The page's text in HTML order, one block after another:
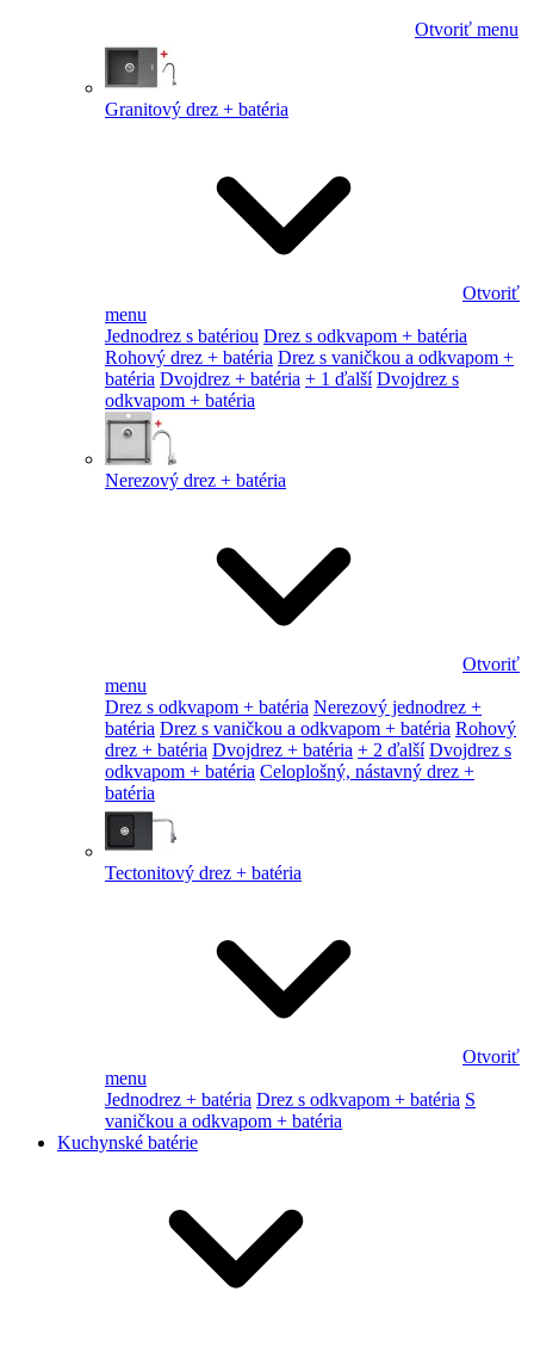
Otvoriť menu
Granitový drez + batéria
Otvoriť
menu
Jednodrez s batériou Drez s odkvapom + batéria
Rohový drez + batéria Drez s vaničkou a odkvapom +
batéria Dvojdrez + batéria + 1 ďalší Dvojdrez s
odkvapom + batéria
Nerezový drez + batéria
Otvoriť
menu
Drez s odkvapom + batéria Nerezový jednodrez +
batéria Drez s vaničkou a odkvapom + batéria Rohový
drez + batéria Dvojdrez + batéria + 2 ďalší Dvojdrez s
odkvapom + batéria Celoplošný, nástavný drez +
batéria
Tectonitový drez + batéria
Otvoriť
menu
Jednodrez + batéria Drez s odkvapom + batéria S
vaničkou a odkvapom + batéria
Kuchynské batérie